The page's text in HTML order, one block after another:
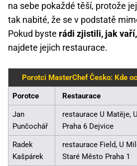
na sebe pokaždé těší, protože
tak nabité, že se v podstatě
Pokud byste rádi zjistili, jak vaří,
najdete jejich restaurace.
Porotci MasterChef Česko: Kde
Porotce Restaurace
Jan
Punčochář
restaurace U Matěje,
Praha 6 Dejvice
Radek
Kašpárek
restaurace Field, U
Staré Město Praha 1